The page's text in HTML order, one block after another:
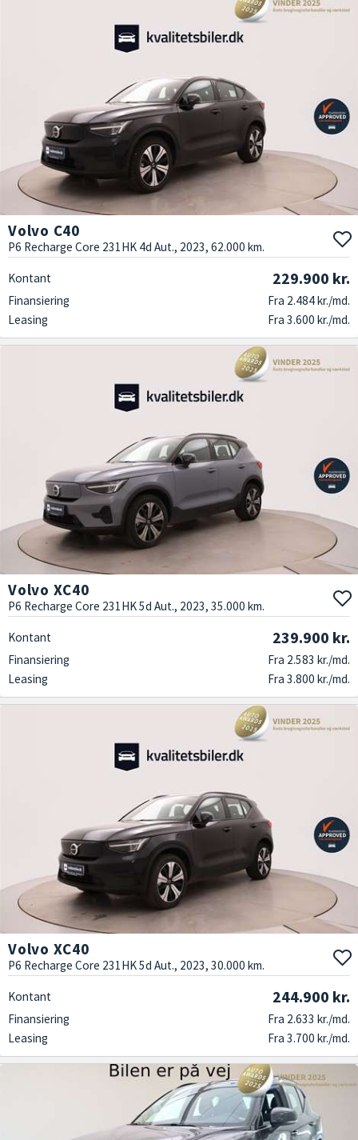
Volvo C40
P6 Recharge Core 231HK 4d Aut., 2023, 62.000 km.
Kontant 229.900 kr.
Finansiering
Fra 2.484 kr./md.
Leasing
Fra 3.600 kr./md.
Volvo XC40
P6 Recharge Core 231HK 5d Aut., 2023, 35.000 km.
Kontant 239.900 kr.
Finansiering
Fra 2.583 kr./md.
Leasing
Fra 3.800 kr./md.
Volvo XC40
P6 Recharge Core 231HK 5d Aut., 2023, 30.000 km.
Kontant 244.900 kr.
Finansiering
Fra 2.633 kr./md.
Leasing
Fra 3.700 kr./md.